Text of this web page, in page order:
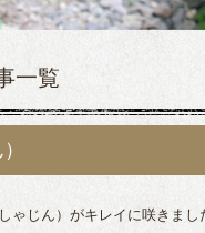
一覧
ゃじん）がキレイに咲きまし